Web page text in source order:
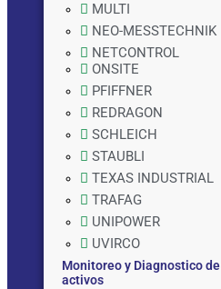
MULTI
NEO-MESSTECHNIK
NETCONTROL
ONSITE
PFIFFNER
REDRAGON
SCHLEICH
STAUBLI
TEXAS INDUSTRIAL
TRAFAG
UNIPOWER
UVIRCO
Monitoreo y Diagnostico de
activos